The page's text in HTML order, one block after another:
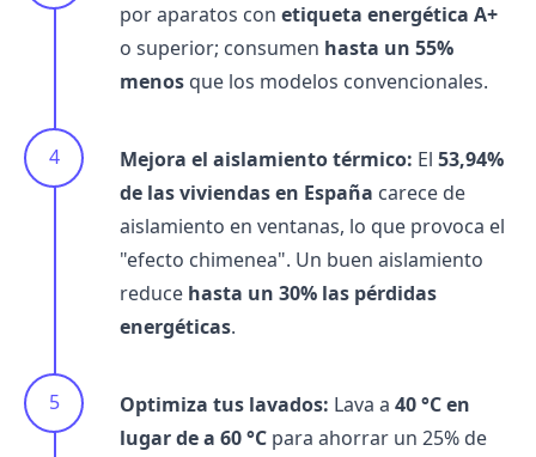
por aparatos con etiqueta energética A+
o superior; consumen hasta un 55%
menos que los modelos convencionales.
Mejora el aislamiento térmico: El 53,94%
de las viviendas en España carece de
aislamiento en ventanas, lo que provoca el
"efecto chimenea". Un buen aislamiento
reduce hasta un 30% las pérdidas
energéticas.
Optimiza tus lavados: Lava a 40 °C en
lugar de a 60 °C para ahorrar un 25% de